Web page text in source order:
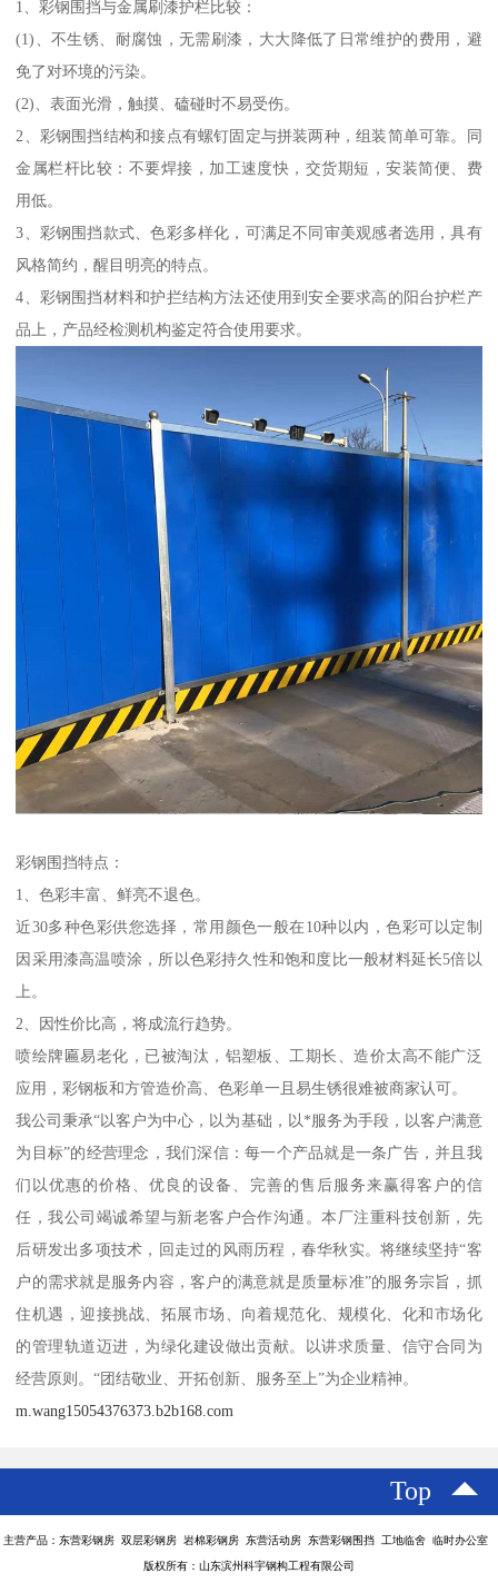
1、彩钢围挡与金属刷漆护栏比较：
(1)、不生锈、耐腐蚀，无需刷漆，大大降低了日常维护的费用，避
免了对环境的污染。
(2)、表面光滑，触摸、磕碰时不易受伤。
2、彩钢围挡结构和接点有螺钉固定与拼装两种，组装简单可靠。同
金属栏杆比较：不要焊接，加工速度快，交货期短，安装简便、费
用低。
3、彩钢围挡款式、色彩多样化，可满足不同审美观感者选用，具有
风格简约，醒目明亮的特点。
4、彩钢围挡材料和护拦结构方法还使用到安全要求高的阳台护栏产
品上，产品经检测机构鉴定符合使用要求。
彩钢围挡特点：
1、色彩丰富、鲜亮不退色。
近30多种色彩供您选择，常用颜色一般在10种以内，色彩可以定制
因采用漆高温喷涂，所以色彩持久性和饱和度比一般材料延长5倍以
上。
2、因性价比高，将成流行趋势。
喷绘牌匾易老化，已被淘汰，铝塑板、工期长、造价太高不能广泛
应用，彩钢板和方管造价高、色彩单一且易生锈很难被商家认可。
我公司秉承“以客户为中心，以为基础，以*服务为手段，以客户满意
为目标”的经营理念，我们深信：每一个产品就是一条广告，并且我
们以优惠的价格、优良的设备、完善的售后服务来赢得客户的信
任，我公司竭诚希望与新老客户合作沟通。本厂注重科技创新，先
后研发出多项技术，回走过的风雨历程，春华秋实。将继续坚持“客
户的需求就是服务内容，客户的满意就是质量标准”的服务宗旨，抓
住机遇，迎接挑战、拓展市场、向着规范化、规模化、化和市场化
的管理轨道迈进，为绿化建设做出贡献。以讲求质量、信守合同为
经营原则。“团结敬业、开拓创新、服务至上”为企业精神。
m.wang15054376373.b2b168.com
Top
主营产品：东营彩钢房 双层彩钢房 岩棉彩钢房 东营活动房 东营彩钢围挡 工地临舍 临时办公室
版权所有：山东滨州科宇钢构工程有限公司